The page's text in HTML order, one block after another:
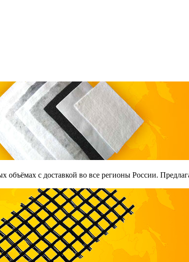
объёмах с доставкой во все регионы России.